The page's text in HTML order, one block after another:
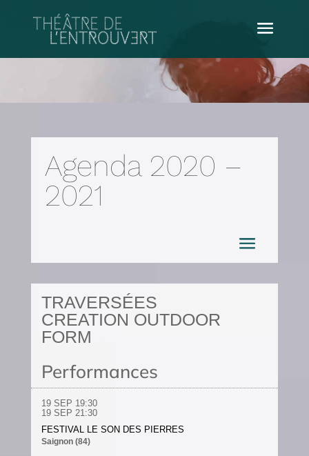
Agenda 2020 –
2021
TRAVERSÉES
CREATION OUTDOOR
FORM
Performances
19 SEP 19:30
19 SEP 21:30
FESTIVAL LE SON DES PIERRES
Saignon (84)